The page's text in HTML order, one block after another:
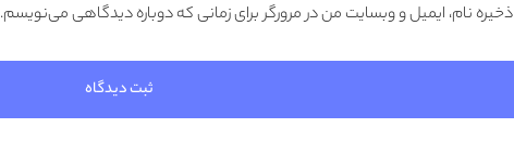
ذخیره نام، ایمیل و وبسایت من در مرورگر برای زمانی که دوباره دیدگاهی می‌نویسم.